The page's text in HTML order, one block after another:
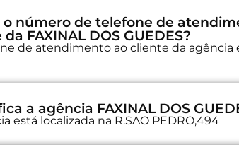
o número de telefone de
FAXINAL DOS GUEDES?
de atendimento ao cliente da agência
a agência FAXINAL DOS
está localizada na R.SAO PEDRO,494